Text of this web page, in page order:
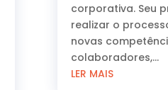
corporativa. Seu
realizar o
novas
colaboradores,...
LER MAIS